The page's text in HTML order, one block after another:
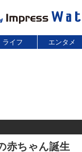
ライフ エンタメ
赤ちゃん誕生